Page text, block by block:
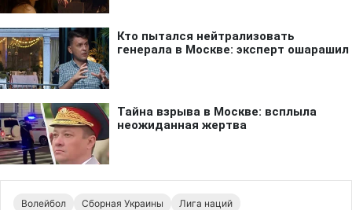
Волейбол Сборная Украины Лига наций